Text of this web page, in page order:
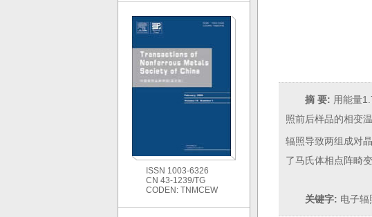
摘 要: 用能量
照前后样品的相变
辐照导致两组成对
了马氏体相点阵畸
关键字: 电子
ISSN 1003-6326
CN 43-1239/TG
CODEN: TNMCEW